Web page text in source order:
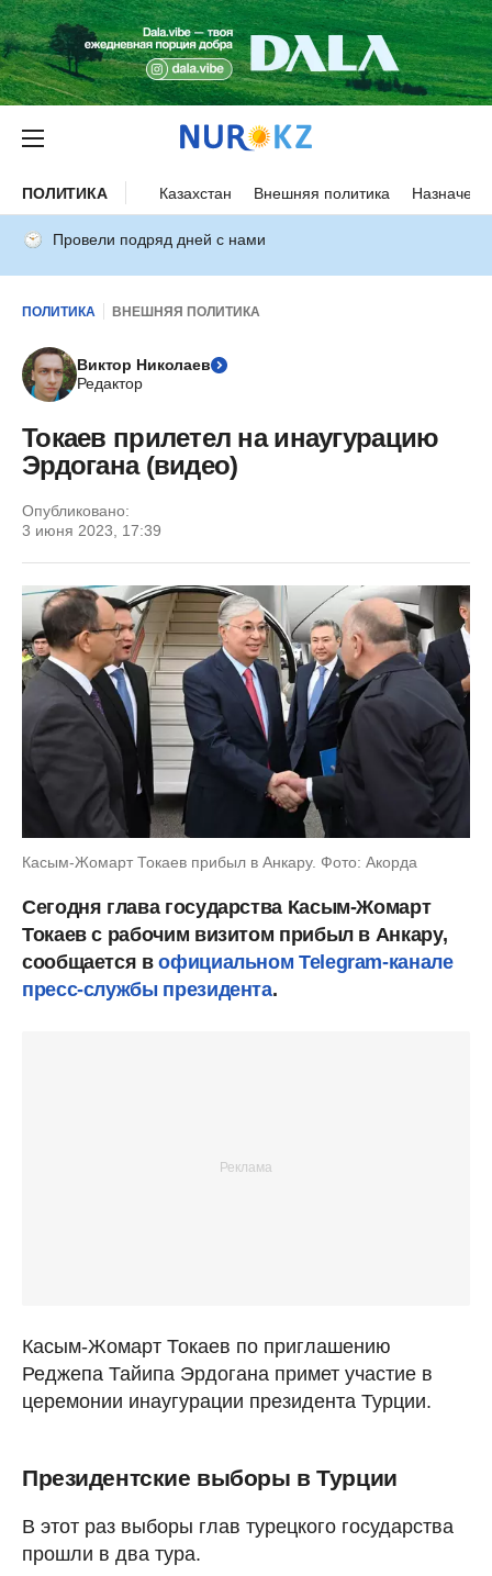
ПОЛИТИКА Казахстан Внешняя политика
Провели подряд дней с нами
ПОЛИТИКА ВНЕШНЯЯ ПОЛИТИКА
Виктор Николаев
Редактор
Токаев прилетел на инаугурацию
Эрдогана (видео)
Опубликовано:
3 июня 2023, 17:39
Касым-Жомарт Токаев прибыл в Анкару. Фото: Акорда
Сегодня глава государства Касым-Жомарт
Токаев с рабочим визитом прибыл в Анкару,
сообщается вофициальном Telegram-канале
пресс-службы президента.
Касым-Жомарт Токаев по приглашению
Реджепа Тайипа Эрдогана примет участие в
церемонии инаугурации президента Турции.
Президентские выборы в Турции
В этот раз выборы глав турецкого государства
прошли в два тура.